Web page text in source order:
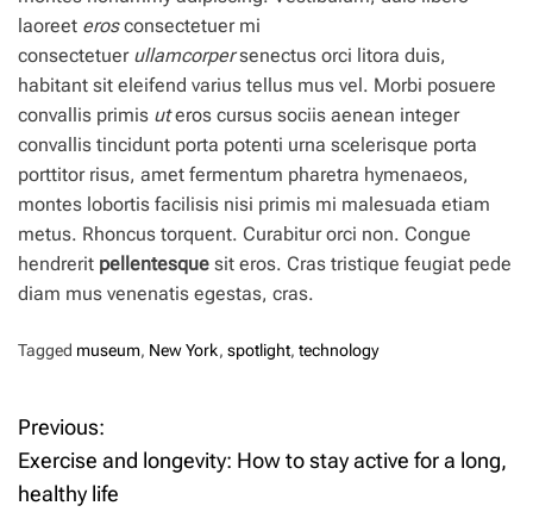
laoreet erosconsectetuer mi
consectetuer ullamcorpersenectus orci litora duis,
habitant sit eleifend varius tellus mus vel. Morbi posuere
convallis primis uteros cursus sociis aenean integer
convallis tincidunt porta potenti urna scelerisque porta
porttitor risus, amet fermentum pharetra hymenaeos,
montes lobortis facilisis nisi primis mi malesuada etiam
metus. Rhoncus torquent. Curabitur orci non. Congue
hendrerit pellentesque sit eros. Cras tristique feugiat pede
diam mus venenatis egestas, cras.
Tagged museum, New York, spotlight, technology
P
o
Previous:
Exercise and longevity: How to stay active for a long,
healthy life